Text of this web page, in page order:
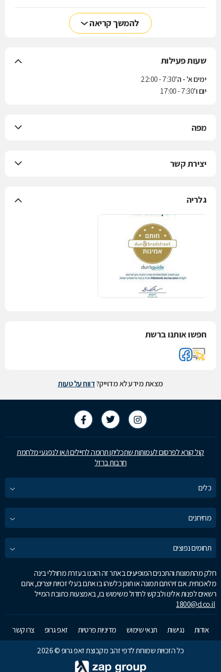
להמשך קריאה
שעות פעילות
ימים א' - ה'7:30 - 22:00
יום ו'7:30 - 17:00
מפה
יצירת קשר
גלריה
חפשו אותנו ברשת
מצאת מידע לא מדוייק?דווח על טעות
קול קורא לפרסום לעמותות שתכליתן תרומה לחיילים ו/או לנפגעי מלחמת
חרבות ברזל
כלים
מחירונים
תחומים נפוצים
חלק מהתמונות והתכנים המופיעים באתר זה הוכנו בעזרת מחוללי בינה
מלאכותית. אם זיהיתם תמונה או תוכן כלשהו בו אתם בעלי זכויות יוצרים, אתם
רשאים לפנות אלינו ולבקש לחדול משימוש בו, באמצעות כתובת המייל
1800@d.co.il
אודות נגישות תנאי שימוש מדיניות פרטיות זאפ גרופ
צרו קשר
כל הזכויות שמורות לדפי זהב מקבוצת זאפ גרופ © 2026